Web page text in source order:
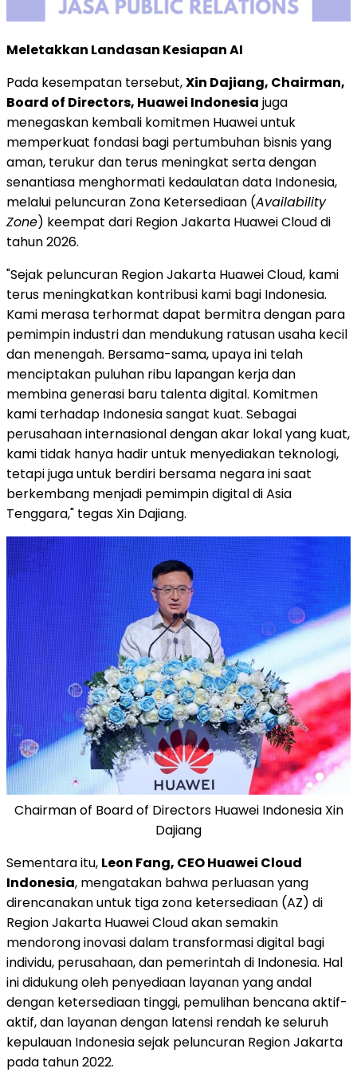
Meletakkan Landasan Kesiapan AI
Pada kesempatan tersebut,Xin Dajiang, Chairman,
Board of Directors, Huawei Indonesia juga
menegaskan kembali komitmen Huawei untuk
memperkuat fondasi bagi pertumbuhan bisnis yang
aman, terukur dan terus meningkat serta dengan
senantiasa menghormati kedaulatan data Indonesia,
melalui peluncuran Zona Ketersediaan (Availability
Zone) keempat dari Region Jakarta Huawei Cloud di
tahun 2026.
"Sejak peluncuran Region Jakarta Huawei Cloud, kami
terus meningkatkan kontribusi kami bagi Indonesia.
Kami merasa terhormat dapat bermitra dengan para
pemimpin industri dan mendukung ratusan usaha kecil
dan menengah. Bersama-sama, upaya ini telah
menciptakan puluhan ribu lapangan kerja dan
membina generasi baru talenta digital. Komitmen
kami terhadap Indonesia sangat kuat. Sebagai
perusahaan internasional dengan akar lokal yang kuat,
kami tidak hanya hadir untuk menyediakan teknologi,
tetapi juga untuk berdiri bersama negara ini saat
berkembang menjadi pemimpin digital diAsia
Tenggara," tegas Xin Dajiang.
Chairman of Board of Directors Huawei Indonesia Xin
Dajiang
Sementara itu, Leon Fang, CEO Huawei Cloud
Indonesia, mengatakan bahwa perluasan yang
direncanakan untuk tiga zona ketersediaan (AZ) di
Region Jakarta Huawei Cloud akan semakin
mendorong inovasi dalam transformasi digital bagi
individu, perusahaan, dan pemerintah di Indonesia. Hal
ini didukung oleh penyediaan layanan yang andal
dengan ketersediaan tinggi, pemulihan bencana aktif-
aktif, dan layanan dengan latensi rendah ke seluruh
kepulauan Indonesia sejak peluncuran Region Jakarta
pada tahun 2022.